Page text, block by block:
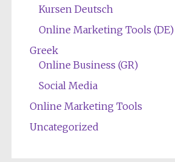
Kursen Deutsch
Online Marketing Tools (DE)
Greek
Online Business (GR)
Social Media
Online Marketing Tools
Uncategorized